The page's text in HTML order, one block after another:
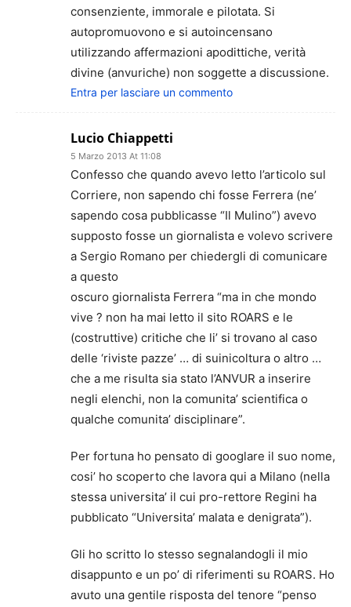
consenziente, immorale e pilotata. Si
autopromuovono e si autoincensano
utilizzando affermazioni apodittiche, verità
divine (anvuriche) non soggette a discussione.
Entra per lasciare un commento
Lucio Chiappetti
5 Marzo 2013 At 11:08
Confesso che quando avevo letto l’articolo sul
Corriere, non sapendo chi fosse Ferrera (ne’
sapendo cosa pubblicasse “Il Mulino”) avevo
supposto fosse un giornalista e volevo scrivere
a Sergio Romano per chiedergli di comunicare
a questo
oscuro giornalista Ferrera “ma in che mondo
vive ? non ha mai letto il sito ROARS e le
(costruttive) critiche che li’ si trovano al caso
delle ‘riviste pazze’ … di suinicoltura o altro …
che a me risulta sia stato l’ANVUR a inserire
negli elenchi, non la comunita’ scientifica o
qualche comunita’ disciplinare”.
Per fortuna ho pensato di googlare il suo nome,
cosi’ ho scoperto che lavora qui a Milano (nella
stessa universita’ il cui pro-rettore Regini ha
pubblicato “Universita’ malata e denigrata”).
Gli ho scritto lo stesso segnalandogli il mio
disappunto e un po’ di riferimenti su ROARS. Ho
avuto una gentile risposta del tenore “penso